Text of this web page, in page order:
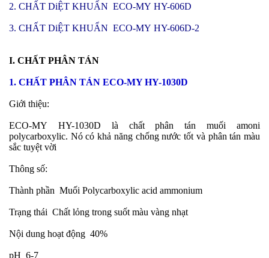
2. CHẤT DiỆT KHUẨN ECO-MY HY-606D
3. CHẤT DiỆT KHUẨN ECO-MY HY-606D-2
I. CHẤT PHÂN TÁN
1. CHẤT PHÂN TÁN ECO-MY HY-1030D
Giới thiệu:
ECO-MY
HY-1030D là chất phân tán muối amoni
polycarboxylic. Nó có khả năng chống nước tốt và phân tán màu
sắc tuyệt vời
Thông số:
Thành phần Muối Polycarboxylic acid ammonium
Trạng thái Chất lỏng trong suốt màu vàng nhạt
Nội dung hoạt động 40%
pH 6-7